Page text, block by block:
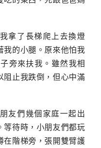
拿了長梯爬上去換燈
我的小腿。原來他怕我
旁來扶我。雖然我相
阻止我跌倒，但心中滿
友們幾個家庭一起出
等待時，小朋友們都玩
在階梯旁，張開雙臂護